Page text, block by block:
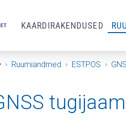
KAARDIRAKENDUSED
Avaleht
Ruumiandmed ESTPOS